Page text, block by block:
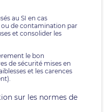
au SI en cas
de contamination par
et consolider les
le bon
de sécurité mises en
et les carences
sur les normes de